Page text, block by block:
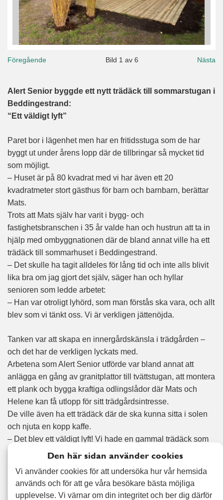
Föregående Bild 1 av 6 Nästa
Alert Senior byggde ett nytt trädäck till sommarstugan i
Beddingestrand:
“Ett väldigt lyft”
Paret bor i lägenhet men har en fritidsstuga som de har
byggt ut under årens lopp där de tillbringar så mycket tid
som möjligt.
– Huset är på 80 kvadrat med vi har även ett 20
kvadratmeter stort gästhus för barn och barnbarn, berättar
Mats.
Trots att Mats själv har varit i bygg- och
fastighetsbranschen i 35 år valde han och hustrun att ta in
hjälp med ombyggnationen där de bland annat ville ha ett
trädäck till sommarhuset i Beddingestrand.
– Det skulle ha tagit alldeles för lång tid och inte alls blivit
lika bra om jag gjort det själv, säger han och hyllar
senioren som ledde arbetet:
– Han var otroligt lyhörd, som man förstås ska vara, och allt
blev som vi tänkt oss. Vi är verkligen jättenöjda.
Tanken var att skapa en innergårdskänsla i trädgården –
och det har de verkligen lyckats med.
Arbetena som Alert Senior utförde var bland annat att
anlägga en gång av granitplattor till tvättstugan, att montera
ett plank och bygga kraftiga odlingslådor där Mats och
Helene kan få utlopp för sitt trädgårdsintresse.
De ville även ha ett trädäck där de ska kunna sitta i solen
och njuta en kopp kaffe.
– Det blev ett väldigt lyft! Vi hade en gammal trädäck som
byggdes för 17 år sen och som gjort sitt. Vi är väldigt nöjda
Paret säger att de är väldigt nöjda med det arbete som
Den här sidan använder cookies
Vi använder cookies för att undersöka hur vår hemsida
används och för att ge våra besökare bästa möjliga
upplevelse. Vi värnar om din integritet och ber dig därför